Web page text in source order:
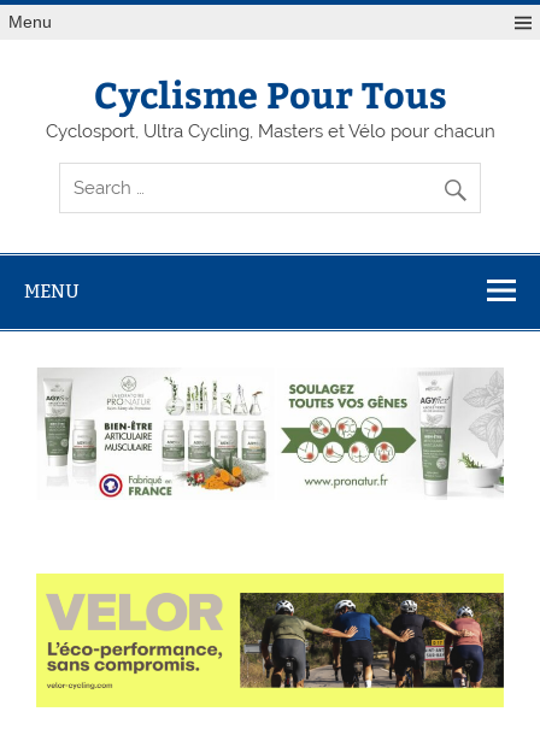
Menu
Cyclisme Pour Tous
Cyclosport, Ultra Cycling, Masters et Vélo pour chacun
MENU